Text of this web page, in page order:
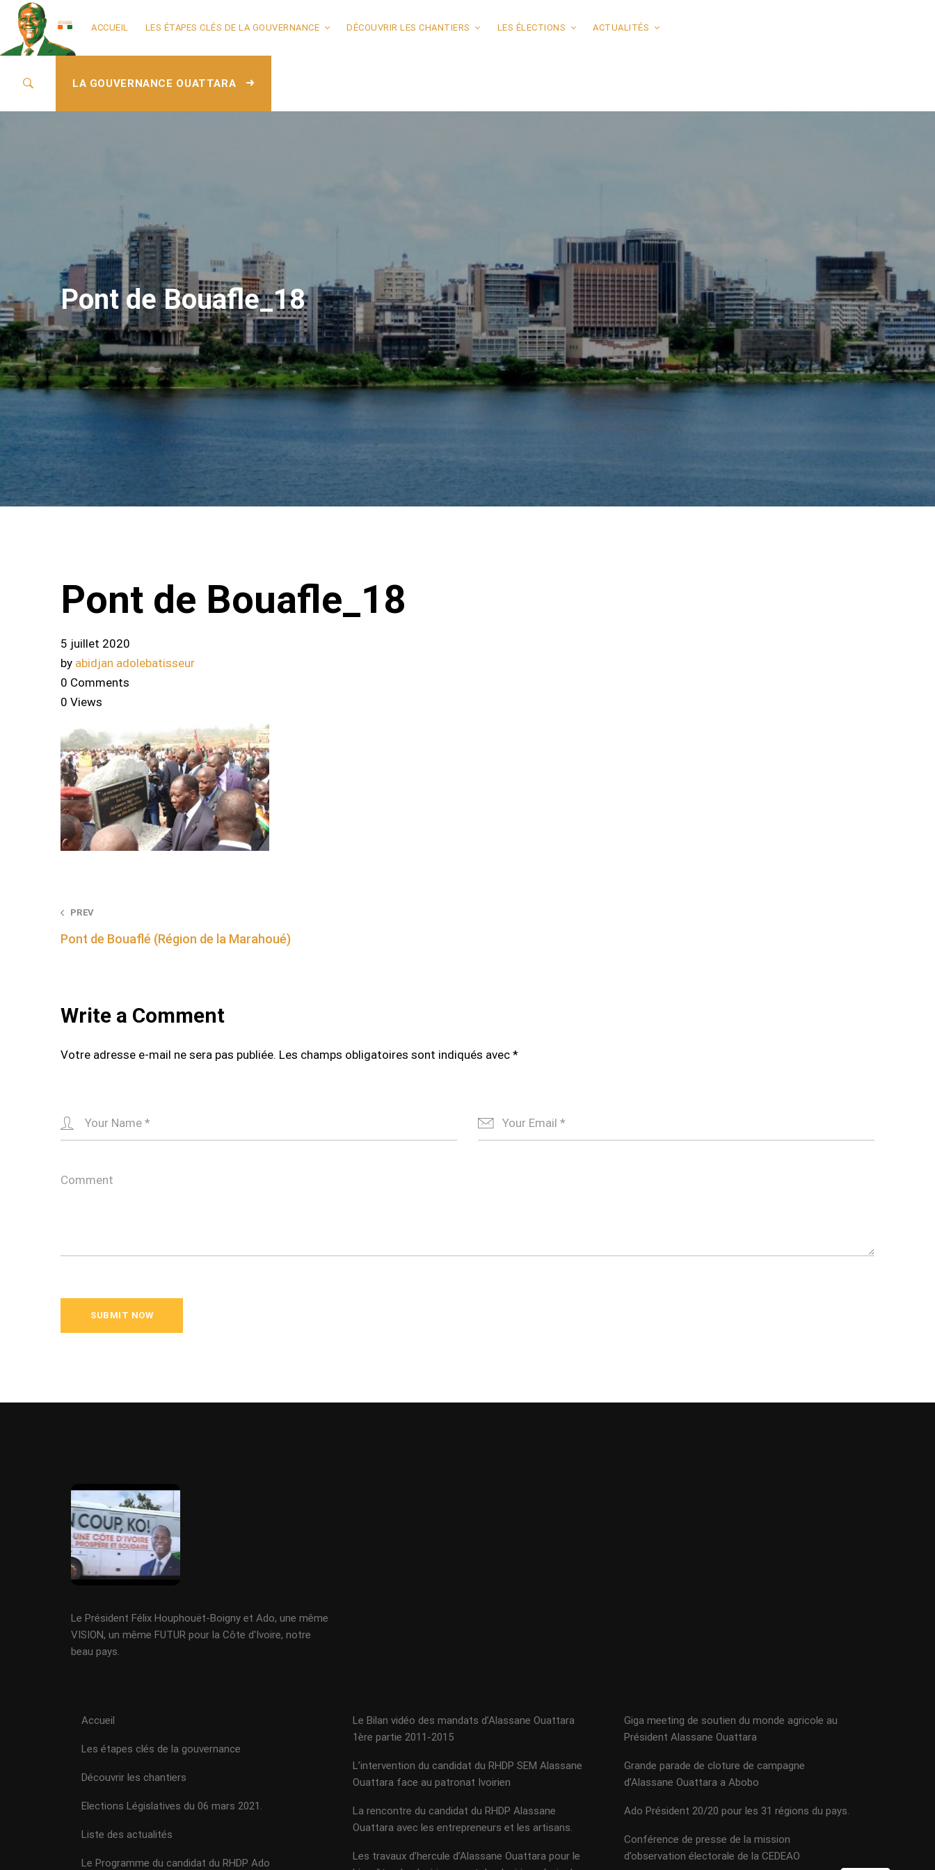
ACCUEIL LES ÉTAPES CLÉS DE LA GOUVERNANCE DÉCOUVRIR LES CHANTIERS LES ÉLECTIONS ACTUALITÉS
LA GOUVERNANCE OUATTARA
Pont de Bouafle_18
Pont de Bouafle_18
5 juillet 2020
by abidjan adolebatisseur
0 Comments
0 Views
Post
navigation
PREV
Pont de Bouaflé (Région de la Marahoué)
Write a Comment
Votre adresse e-mail ne sera pas publiée. Les champs obligatoires sont indiqués avec *
Le Président Félix Houphouët-Boigny et Ado, une même
VISION, un même FUTUR pour la Côte d'Ivoire, notre
beau pays.
Accueil
Les étapes clés de la gouvernance
Découvrir les chantiers
Elections Législatives du 06 mars 2021.
Liste des actualités
Le Programme du candidat du RHDP Ado
Le Bilan vidéo des mandats d’Alassane Ouattara
1ère partie 2011-2015
L’intervention du candidat du RHDP SEM Alassane
Ouattara face au patronat Ivoirien
La rencontre du candidat du RHDP Alassane
Ouattara avec les entrepreneurs et les artisans.
Les travaux d’hercule d’Alassane Ouattara pour le
Giga meeting de soutien du monde agricole au
Président Alassane Ouattara
Grande parade de cloture de campagne
d’Alassane Ouattara a Abobo
Ado Président 20/20 pour les 31 régions du pays.
Conférence de presse de la mission
d’observation électorale de la CEDEAO